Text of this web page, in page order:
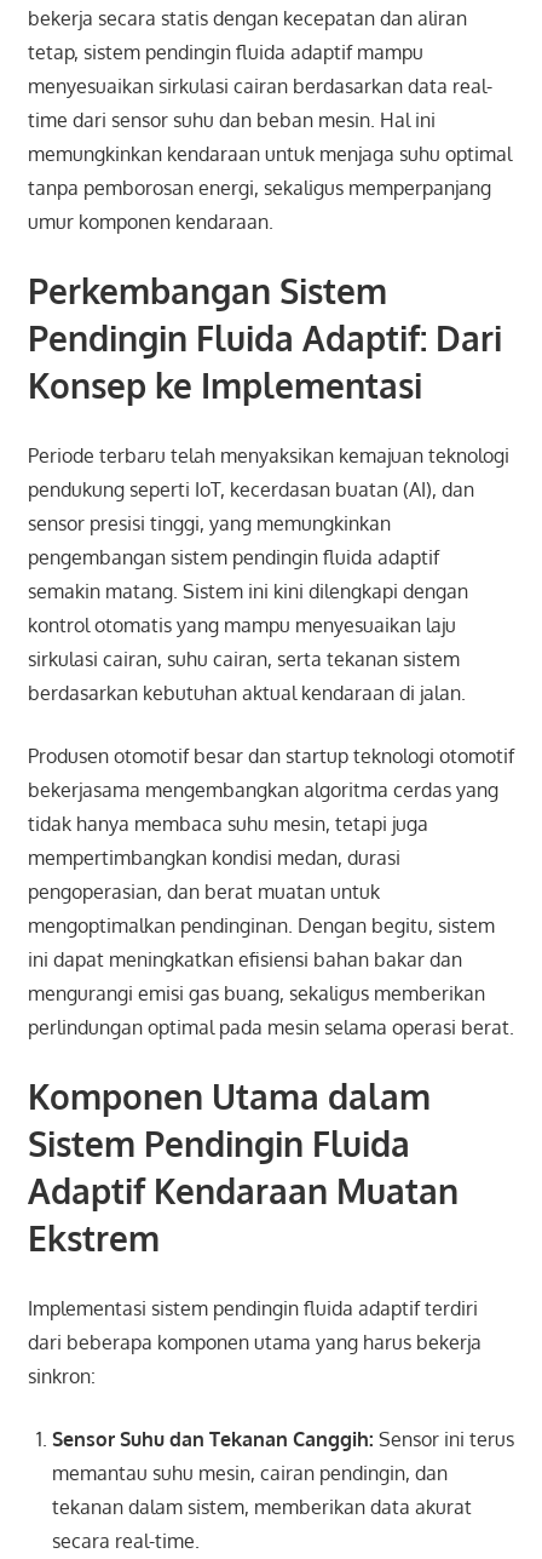
bekerja secara statis dengan kecepatan dan aliran
tetap, sistem pendingin fluida adaptif mampu
menyesuaikan sirkulasi cairan berdasarkan data real-
time dari sensor suhu dan beban mesin. Hal ini
memungkinkan kendaraan untuk menjaga suhu optimal
tanpa pemborosan energi, sekaligus memperpanjang
umur komponen kendaraan.
Perkembangan Sistem
Pendingin Fluida Adaptif: Dari
Konsep ke Implementasi
Periode terbaru telah menyaksikan kemajuan teknologi
pendukung seperti IoT, kecerdasan buatan (AI), dan
sensor presisi tinggi, yang memungkinkan
pengembangan sistem pendingin fluida adaptif
semakin matang. Sistem ini kini dilengkapi dengan
kontrol otomatis yang mampu menyesuaikan laju
sirkulasi cairan, suhu cairan, serta tekanan sistem
berdasarkan kebutuhan aktual kendaraan di jalan.
Produsen otomotif besar dan startup teknologi otomotif
bekerjasama mengembangkan algoritma cerdas yang
tidak hanya membaca suhu mesin, tetapi juga
mempertimbangkan kondisi medan, durasi
pengoperasian, dan berat muatan untuk
mengoptimalkan pendinginan. Dengan begitu, sistem
ini dapat meningkatkan efisiensi bahan bakar dan
mengurangi emisi gas buang, sekaligus memberikan
perlindungan optimal pada mesin selama operasi berat.
Komponen Utama dalam
Sistem Pendingin Fluida
Adaptif Kendaraan Muatan
Ekstrem
Implementasi sistem pendingin fluida adaptif terdiri
dari beberapa komponen utama yang harus bekerja
sinkron:
Sensor Suhu dan Tekanan Canggih: Sensor ini terus
memantau suhu mesin, cairan pendingin, dan
tekanan dalam sistem, memberikan data akurat
secara real-time.